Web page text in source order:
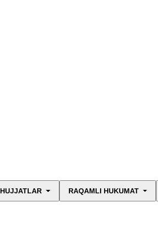
HUJJATLAR RAQAMLI HUKUMAT